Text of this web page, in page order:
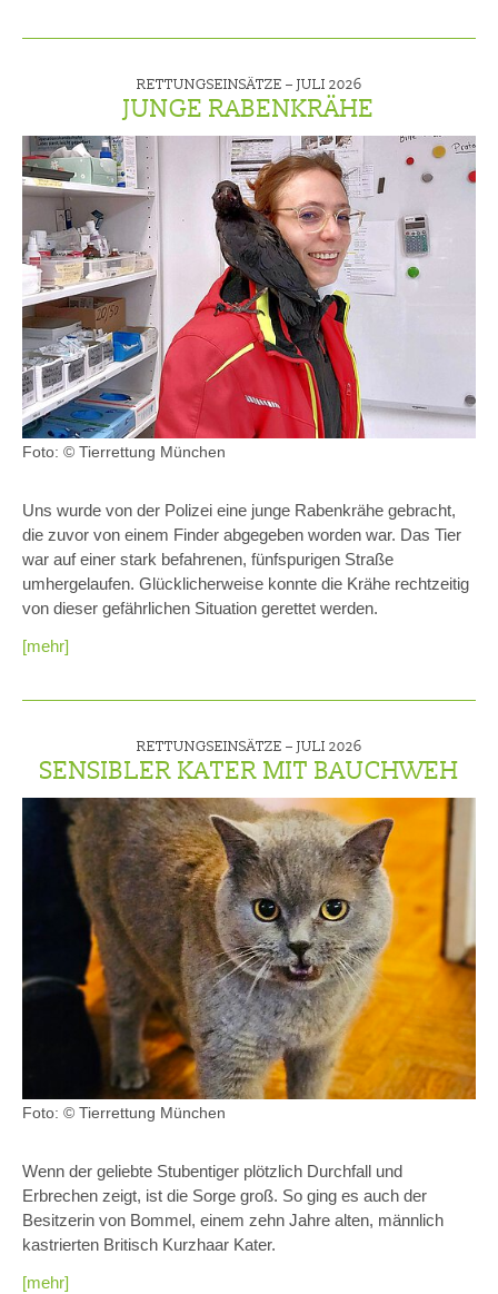
RETTUNGSEINSÄTZE – JULI 2026
JUNGE RABENKRÄHE
Foto: © Tierrettung München
Uns wurde von der Polizei eine junge Rabenkrähe gebracht,
die zuvor von einem Finder abgegeben worden war. Das Tier
war auf einer stark befahrenen, fünfspurigen Straße
umhergelaufen. Glücklicherweise konnte die Krähe rechtzeitig
von dieser gefährlichen Situation gerettet werden.
[mehr]
RETTUNGSEINSÄTZE – JULI 2026
SENSIBLER KATER MIT BAUCHWEH
Foto: © Tierrettung München
Wenn der geliebte Stubentiger plötzlich Durchfall und
Erbrechen zeigt, ist die Sorge groß. So ging es auch der
Besitzerin von Bommel, einem zehn Jahre alten, männlich
kastrierten Britisch Kurzhaar Kater.
[mehr]